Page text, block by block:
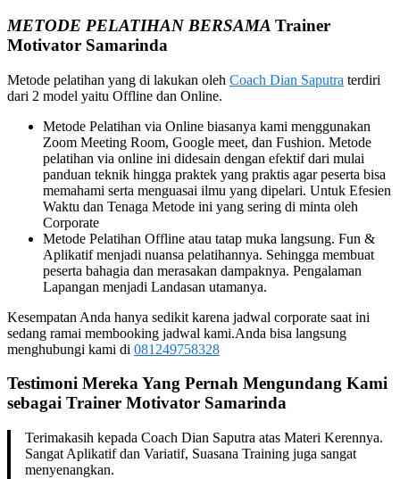
METODE PELATIHAN BERSAMA Trainer
Motivator Samarinda
Metode pelatihan yang di lakukan oleh Coach Dian Saputra terdiri
dari 2 model yaitu Offline dan Online.
Metode Pelatihan via Online biasanya kami menggunakan
Zoom Meeting Room, Google meet, dan Fushion. Metode
pelatihan via online ini didesain dengan efektif dari mulai
panduan teknik hingga praktek yang praktis agar peserta bisa
memahami serta menguasai ilmu yang dipelari. Untuk Efesien
Waktu dan Tenaga Metode ini yang sering di minta oleh
Corporate
Metode Pelatihan Offline atau tatap muka langsung. Fun &
Aplikatif menjadi nuansa pelatihannya. Sehingga membuat
peserta bahagia dan merasakan dampaknya. Pengalaman
Lapangan menjadi Landasan utamanya.
Kesempatan Anda hanya sedikit karena jadwal corporate saat ini
sedang ramai membooking jadwal kami.Anda bisa langsung
menghubungi kami di 081249758328
Testimoni Mereka Yang Pernah Mengundang Kami
sebagai Trainer Motivator Samarinda
Terimakasih kepada Coach Dian Saputra atas Materi Kerennya.
Sangat Aplikatif dan Variatif, Suasana Training juga sangat
menyenangkan.